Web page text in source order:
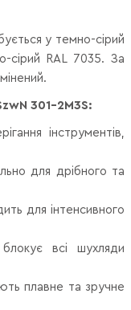
у темно-сірий
сірий RAL 7035. За
301-2M3S:
інструментів,
для дрібного та
для інтенсивного
всі шухляди
плавне та зручне